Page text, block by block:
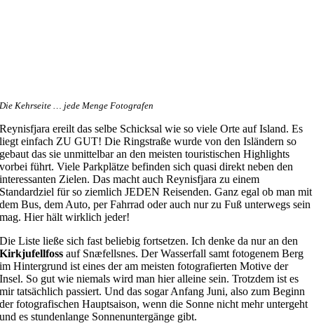
Die Kehrseite … jede Menge Fotografen
Reynisfjara ereilt das selbe Schicksal wie so viele Orte auf Island. Es
liegt einfach ZU GUT! Die Ringstraße wurde von den Isländern so
gebaut das sie unmittelbar an den meisten touristischen Highlights
vorbei führt. Viele Parkplätze befinden sich quasi direkt neben den
interessanten Zielen. Das macht auch Reynisfjara zu einem
Standardziel für so ziemlich JEDEN Reisenden. Ganz egal ob man mit
dem Bus, dem Auto, per Fahrrad oder auch nur zu Fuß unterwegs sein
mag. Hier hält wirklich jeder!
Die Liste ließe sich fast beliebig fortsetzen. Ich denke da nur an den
Kirkjufellfoss auf Snæfellsnes. Der Wasserfall samt fotogenem Berg
im Hintergrund ist eines der am meisten fotografierten Motive der
Insel. So gut wie niemals wird man hier alleine sein. Trotzdem ist es
mir tatsächlich passiert. Und das sogar Anfang Juni, also zum Beginn
der fotografischen Hauptsaison, wenn die Sonne nicht mehr untergeht
und es stundenlange Sonnenuntergänge gibt.